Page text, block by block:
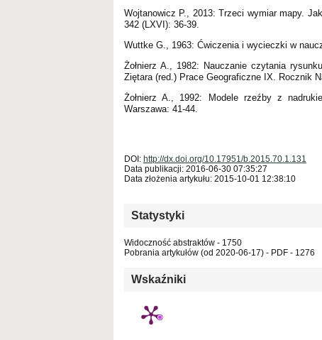
Wojtanowicz P., 2013: Trzeci wymiar mapy.
342 (LXVI): 36-39.
Wuttke G., 1963: Ćwiczenia i wycieczki w
Żołnierz A., 1982: Nauczanie czytania
Ziętara (red.) Prace Geograficzne IX. Rocznik
Żołnierz A., 1992: Modele rzeźby z
Warszawa: 41-44.
DOI: http://dx.doi.org/10.17951/b.2015.70.1.131
Data publikacji: 2016-06-30 07:35:27
Data złożenia artykułu: 2015-10-01 12:38:10
Statystyki
Widoczność abstraktów - 1750
Pobrania artykułów (od 2020-06-17) - PDF - 1276
Wskaźniki